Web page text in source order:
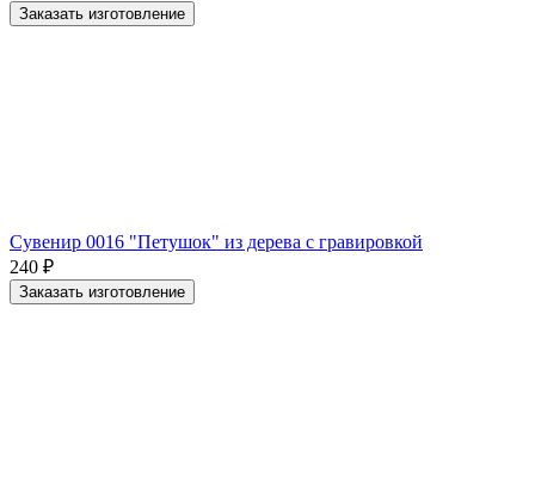
Заказать изготовление
Сувенир 0016 "Петушок" из дерева с гравировкой
240 ₽
Заказать изготовление